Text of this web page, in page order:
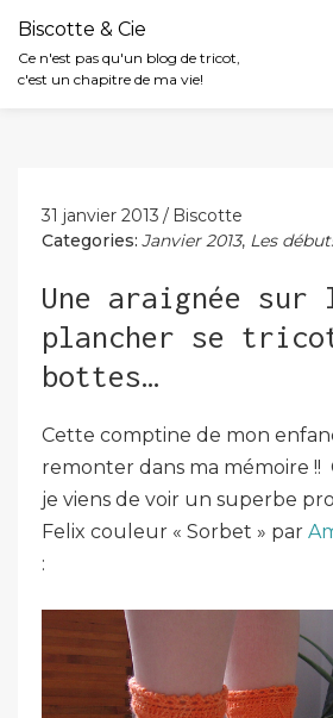
Biscotte & Cie
Ce n'est pas qu'un blog de tricot,
c'est un chapitre de ma vie!
31 janvier 2013
Biscotte
Categories: Janvier 2013, Les
Une araignée sur
plancher se
bottes…
Cette comptine de mon
remonter dans ma mémoire !!
je viens de voir un superbe
Felix couleur « Sorbet » par
: